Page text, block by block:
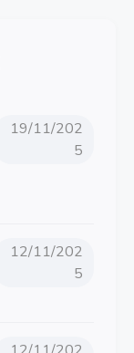
19/11/202
5
12/11/202
5